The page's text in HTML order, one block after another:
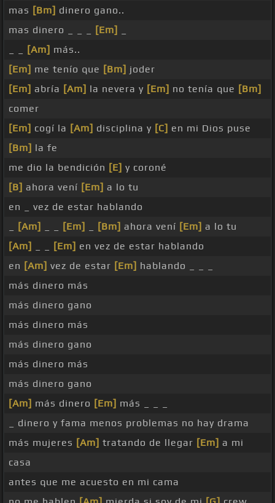
mas [Bm] dinero gano..
mas dinero _ _ _
[Em]
[Am] más..
[Em] me tenío que [Bm] joder
[Em] abría [Am] la nevera y [Em] no tenía que [Bm]
comer
[Em] cogí la [Am] disciplina y [C] en mi Dios puse
[Bm] la fe
me dio la bendición [E] y coroné
[B] ahora vení [Em] a lo tu
en _ vez de estar hablando
[Am] [Em] [Bm] ahora vení [Em] a lo tu
[Am]
[Em] en vez de estar hablando
en [Am] vez de estar [Em] hablando _ _ _
más dinero más
más dinero gano
más dinero más
más dinero gano
más dinero más
más dinero gano
[Am] más dinero [Em] más _ _ _
_ dinero y fama menos problemas no hay drama
más mujeres [Am] tratando de llegar [Em] a mi
casa
antes que me acuesto en mi cama